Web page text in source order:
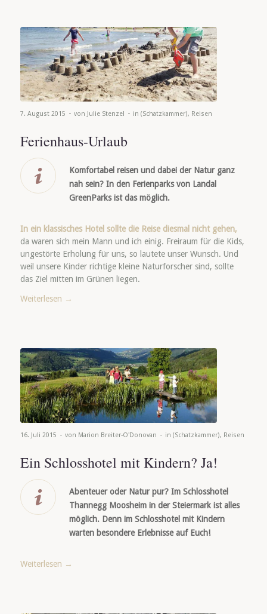
7. August 2015 - von Julie Stenzel - in (Schatzkammer), Reisen
Ferienhaus-Urlaub
Komfortabel reisen und dabei der Natur ganz
nah sein? In den Ferienparks von Landal
GreenParks ist das möglich.
In ein klassisches Hotel sollte die Reise diesmal nicht gehen,
da waren sich mein Mann und ich einig. Freiraum für die Kids,
ungestörte Erholung für uns, so lautete unser Wunsch. Und
weil unsere Kinder richtige kleine Naturforscher sind, sollte
das Ziel mitten im Grünen liegen.
Weiterlesen →
16. Juli 2015 - von Marion Breiter-O'Donovan - in (Schatzkammer), Reisen
Ein Schlosshotel mit Kindern? Ja!
Abenteuer oder Natur pur? Im Schlosshotel
Thannegg Moosheim in der Steiermark ist alles
möglich. Denn im Schlosshotel mit Kindern
warten besondere Erlebnisse auf Euch!
Weiterlesen →